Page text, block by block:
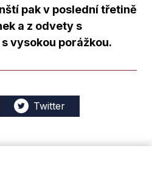
pak v poslední třetině
a z odvety s
vysokou porážkou.
Twitter